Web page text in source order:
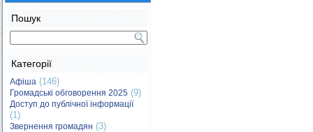
Пошук
Категорії
Афіша (146)
Громадські обговорення 2025 (9)
Доступ до публічної інформації
(1)
Звернення громадян (3)